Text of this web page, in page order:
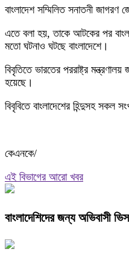
বাংলাদেশ সম্মিলিত সনাতনী জাগরণ
এতে বলা হয়, তাকে আটকের পর
মতো ঘটনাও ঘটছে বাংলাদেশে।
বিবৃতিতে ভারতের পররাষ্ট্র
হয়েছে।
বিবৃবিতে বাংলাদেশের হিন্দুসহ সকল
কেএনকে/
এই বিভাগের আরো খবর
বাংলাদেশিদের জন্য অভিবাসী